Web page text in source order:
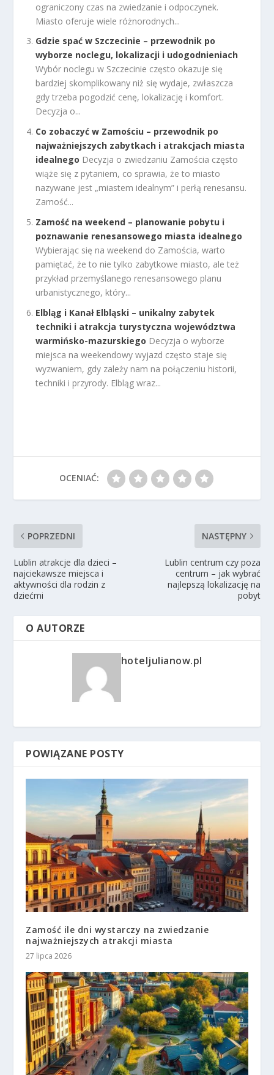
ograniczony czas na zwiedzanie i odpoczynek.
Miasto oferuje wiele różnorodnych...
Gdzie spać w Szczecinie – przewodnik po
wyborze noclegu, lokalizacji i udogodnieniach
Wybór noclegu w Szczecinie często okazuje się
bardziej skomplikowany niż się wydaje, zwłaszcza
gdy trzeba pogodzić cenę, lokalizację i komfort.
Decyzja o...
Co zobaczyć w Zamościu – przewodnik po
najważniejszych zabytkach i atrakcjach miasta
idealnego Decyzja o zwiedzaniu Zamościa często
wiąże się z pytaniem, co sprawia, że to miasto
nazywane jest „miastem idealnym” i perłą renesansu.
Zamość...
Zamość na weekend – planowanie pobytu i
poznawanie renesansowego miasta idealnego
Wybierając się na weekend do Zamościa, warto
pamiętać, że to nie tylko zabytkowe miasto, ale też
przykład przemyślanego renesansowego planu
urbanistycznego, który...
Elbląg i Kanał Elbląski – unikalny zabytek
techniki i atrakcja turystyczna województwa
warmińsko-mazurskiego Decyzja o wyborze
miejsca na weekendowy wyjazd często staje się
wyzwaniem, gdy zależy nam na połączeniu historii,
techniki i przyrody. Elbląg wraz...
OCENIAĆ:
POPRZEDNI
Lublin atrakcje dla dzieci –
najciekawsze miejsca i
aktywności dla rodzin z
dziećmi
NASTĘPNY
Lublin centrum czy poza
centrum – jak wybrać
najlepszą lokalizację na
pobyt
O AUTORZE
hoteljulianow.pl
POWIĄZANE POSTY
Zamość ile dni wystarczy na zwiedzanie
najważniejszych atrakcji miasta
27 lipca 2026